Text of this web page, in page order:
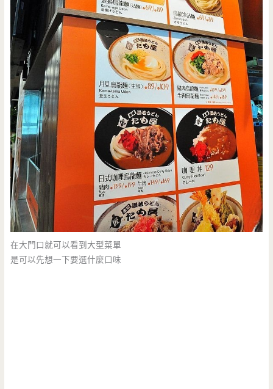
在大門口就可以看到大型菜單
是可以先想一下要選什麼口味